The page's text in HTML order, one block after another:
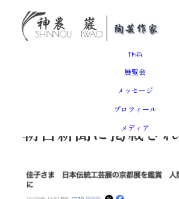
トップ
作品
展覧会
メッセージ
プロフィール
メディア
朝日新聞に掲載さ